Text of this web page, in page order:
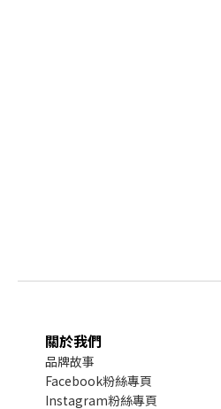
關於我們
品牌故事
Facebook粉絲專頁
Instagram粉絲專頁